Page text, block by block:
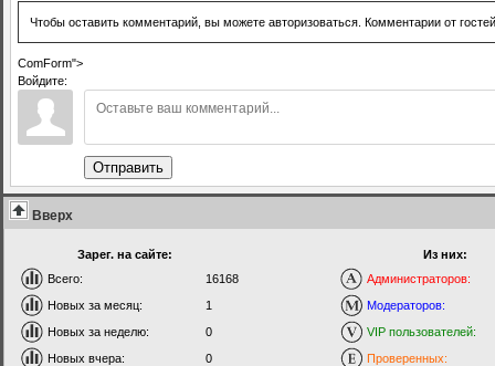
Чтобы оставить комментарий, вы можете авторизоваться. Комментарии от
ComForm">
Войдите:
Отправить
Вверх
Зарег. на сайте:
Всего:
16168
Новых за месяц:
1
Новых за неделю:
0
Новых вчера:
0
Из них:
Администраторов:
Модераторов:
VIP пользователей:
Проверенных: